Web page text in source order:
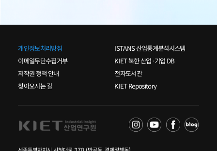
개인정보처리방침
이메일무단수집거부
저작권 정책 안내
찾아오시는 길
ISTANS 산업통계분석시스템
KIET 북한 산업·기업 DB
전자도서관
KIET Repository